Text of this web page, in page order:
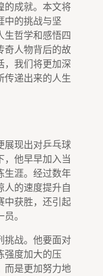
的成就。本文将
中的挑战与坚
生哲学和感悟四
奇人物背后的故
，我们将更加深
传递出来的人生
展现出对乒乓球
，他早早加入当
生涯。经过数年
人的速度提升自
中获胜，还引起
。
挑战。他要面对
强度加大的压
而是更加努力地